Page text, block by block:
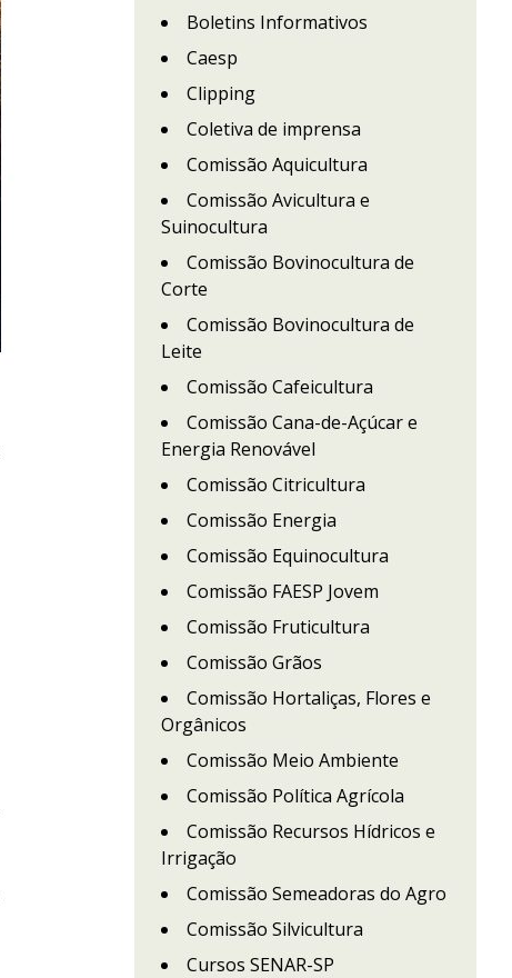
Boletins Informativos
Caesp
Clipping
Coletiva de imprensa
Comissão Aquicultura
Comissão Avicultura e
Suinocultura
Comissão Bovinocultura de
Corte
Comissão Bovinocultura de
Leite
Comissão Cafeicultura
Comissão Cana-de-Açúcar e
Energia Renovável
Comissão Citricultura
Comissão Energia
Comissão Equinocultura
Comissão FAESP Jovem
Comissão Fruticultura
Comissão Grãos
Comissão Hortaliças, Flores e
Orgânicos
Comissão Meio Ambiente
Comissão Política Agrícola
Comissão Recursos Hídricos e
Irrigação
Comissão Semeadoras do Agro
Comissão Silvicultura
Cursos SENAR-SP